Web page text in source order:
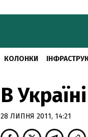
КОЛОНКИ
В
28 ЛИПНЯ 2011, 14:21